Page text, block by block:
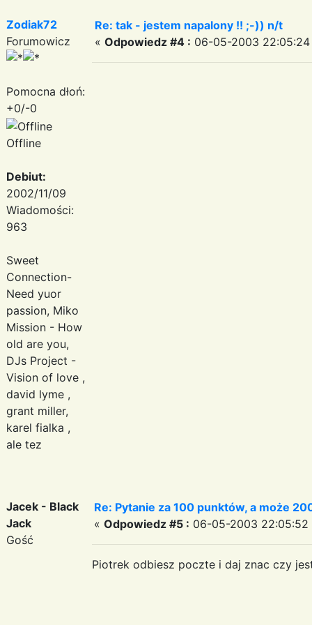
Zodiak72
Forumowicz
Pomocna dłoń:
+0/-0
Offline
Debiut:
2002/11/09
Wiadomości:
963
Sweet
Connection-
Need yuor
passion, Miko
Mission - How
old are you,
DJs Project -
Vision of love ,
david lyme ,
grant miller,
karel fialka ,
ale tez
Re: tak - jestem napalony !! ;-)) n/t
« Odpowiedz #4 : 06-05-2003 22:05:24
Jacek - Black
Jack
Gość
Re: Pytanie za 100 punktów, a może
« Odpowiedz #5 : 06-05-2003 22:05:52
Piotrek odbiesz poczte i daj znac czy